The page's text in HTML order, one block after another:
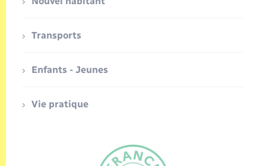
Transports
Enfants - Jeunes
Vie pratique